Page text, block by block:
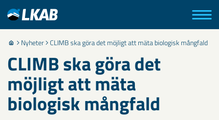
Nyheter CLIMB ska göra det möjligt att mäta biologisk mångfald
CLIMB ska göra det
möjligt att mäta
biologisk mångfald